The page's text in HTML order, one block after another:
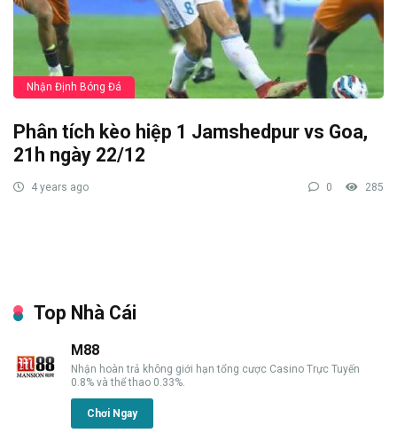
Nhận Định Bóng Đá
Phân tích kèo hiệp 1 Jamshedpur vs Goa,
21h ngày 22/12
4 years ago 0 285
Top Nhà Cái
M88
Nhận hoàn trả không giới hạn tổng cược Casino Trực Tuyến
0.8% và thể thao 0.33%.
Chơi Ngay